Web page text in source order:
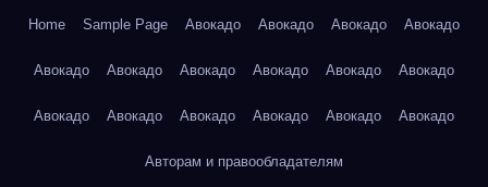
Home Sample Page Авокадо Авокадо Авокадо Авокадо
Авокадо Авокадо Авокадо Авокадо Авокадо Авокадо
Авокадо Авокадо Авокадо Авокадо Авокадо Авокадо
Авторам и правообладателям